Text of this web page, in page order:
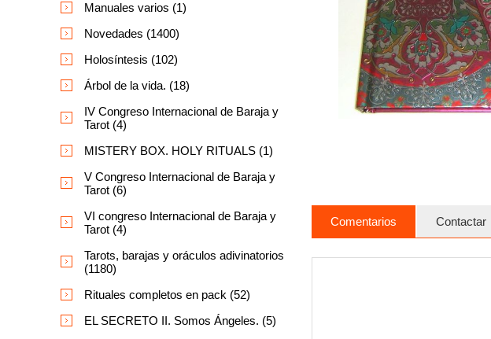
Comentarios Contactar
Manuales varios (1)
Novedades (1400)
Holosíntesis (102)
Árbol de la vida. (18)
IV Congreso Internacional de Baraja y
Tarot (4)
MISTERY BOX. HOLY RITUALS (1)
V Congreso Internacional de Baraja y
Tarot (6)
VI congreso Internacional de Baraja y
Tarot (4)
Tarots, barajas y oráculos adivinatorios
(1180)
Rituales completos en pack (52)
EL SECRETO II. Somos Ángeles. (5)